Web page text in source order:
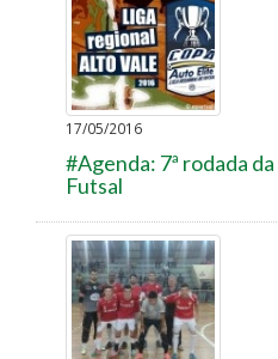
17/05/2016
#Agenda: 7ª rodada
Futsal